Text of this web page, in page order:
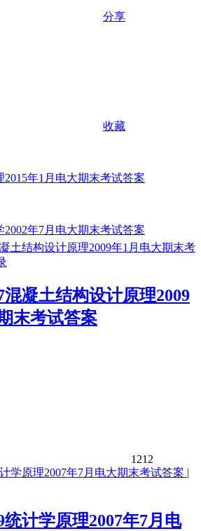
分享
收藏
2015年1月电大期末考试答案
2002年7月电大期末考试答案
混凝土结构设计原理2009
末考试答案
1212
统计学原理2007年7月电